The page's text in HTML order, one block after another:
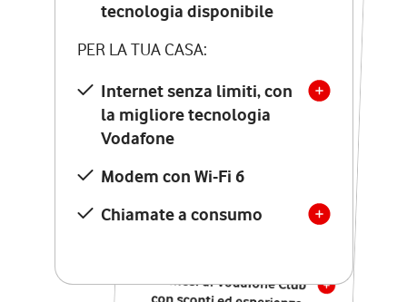
tecnologia disponibile
PER LA TUA CASA:
Internet senza limiti, con
la migliore tecnologia
Vodafone
Modem con Wi-Fi 6
Chiamate a consumo
tecnologia disponibile
PER LA TUA CASA:
Internet senza limiti, con
la migliore tecnologia
Vodafone
Modem Seven con Wi-Fi 7
Chiamate illimitate verso
numeri fissi e mobili
nazionali
12 mesi di Vodafone Club
con sconti ed esperienze
esclusive, poi si disattiva